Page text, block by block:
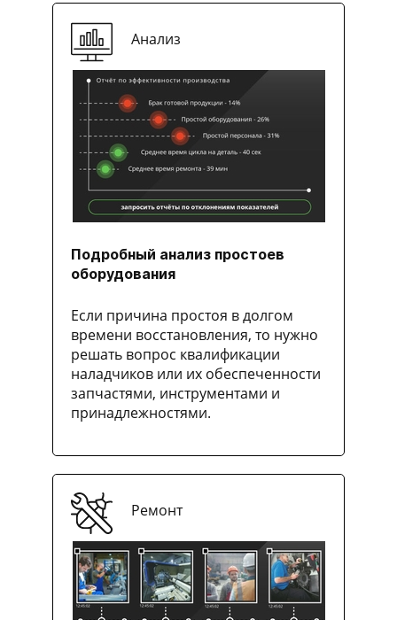
Анализ
Подробный анализ простоев
оборудования
Если причина простоя в долгом
времени восстановления, то нужно
решать вопрос квалификации
наладчиков или их обеспеченности
запчастями, инструментами и
принадлежностями.
Ремонт